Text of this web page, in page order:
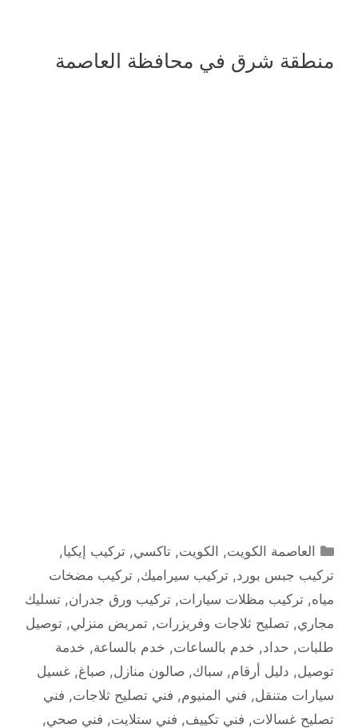
منطقة شرق في محافظة العاصمة
التصنيفات
العاصمة الكويت, الكويت,تاكسي,تركيب إيكيا,
تركيب جبس بورد, تركيب سيراميك, تركيب مضخات
مياه, تركيب مظلات سيارات, تركيب ورق جدران, تسليك
مجاري, تصليح ثلاجات وفريزرات, تمريض منزلي, توصيل
طلبات, حداد, خدم بالساعات, خدم بالساعة, خدمة
توصيل, دليل أرقام, سباك, صالون منازل, صباغ, غسيل
سيارات متنقل, فني المنيوم, فني تصليح ثلاجات, فني
تصليح غسالات, فني تكييف, فني ستلايت, فني صحي,